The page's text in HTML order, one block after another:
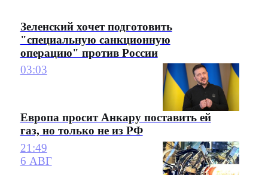
Зеленский хочет подготовить
"специальную санкционную
операцию" против России
03:03
Европа просит Анкару поставить ей
газ, но только не из РФ
21:49
6 АВГ